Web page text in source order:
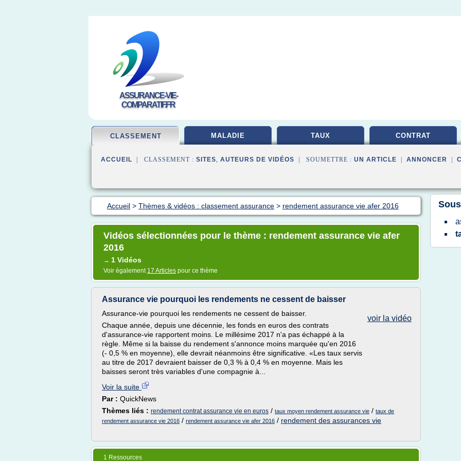
ASSURANCE-VIE-
COMPARATIF.FR
CLASSEMENT MALADIE TAUX CONTRAT
ACCUEIL | CLASSEMENT : SITES, AUTEURS DE VIDÉOS | SOUMETTRE : UN ARTICLE ANNONCER
Accueil > Thèmes & vidéos : classement assurance > rendement assurance vie afer 2016
Vidéos sélectionnées pour le thème : rendement assurance vie afer
2016
→ 1 Vidéos
Voir également 17 Articles pour ce thème
Assurance vie pourquoi les rendements ne cessent de baisser
voir la vidéo
Assurance-vie pourquoi les rendements ne cessent de baisser.
Chaque année, depuis une décennie, les fonds en euros des contrats
d'assurance-vie rapportent moins. Le millésime 2017 n'a pas échappé à la
règle. Même si la baisse du rendement s'annonce moins marquée qu'en 2016
(- 0,5 % en moyenne), elle devrait néanmoins être significative. «Les taux servis
au titre de 2017 devraient baisser de 0,3 % à 0,4 % en moyenne. Mais les
baisses seront très variables d'une compagnie à...
Voir la suite
Par : QuickNews
Thèmes liés : rendement contrat assurance vie en euros / taux moyen rendement assurance vie / taux de
rendement assurance vie 2016 / rendement assurance vie afer 2016 / rendement des assurances vie
1 Ressources